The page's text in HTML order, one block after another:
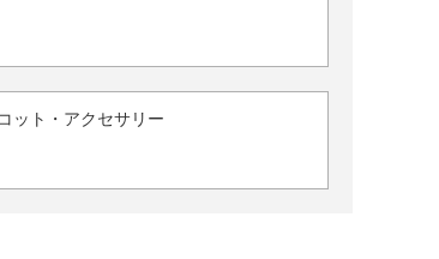
ット・アクセサリー